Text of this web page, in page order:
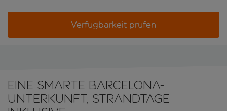
Verfügbarkeit prüfen
Eine smarte Barcelona-
Unterkunft, Strandtage